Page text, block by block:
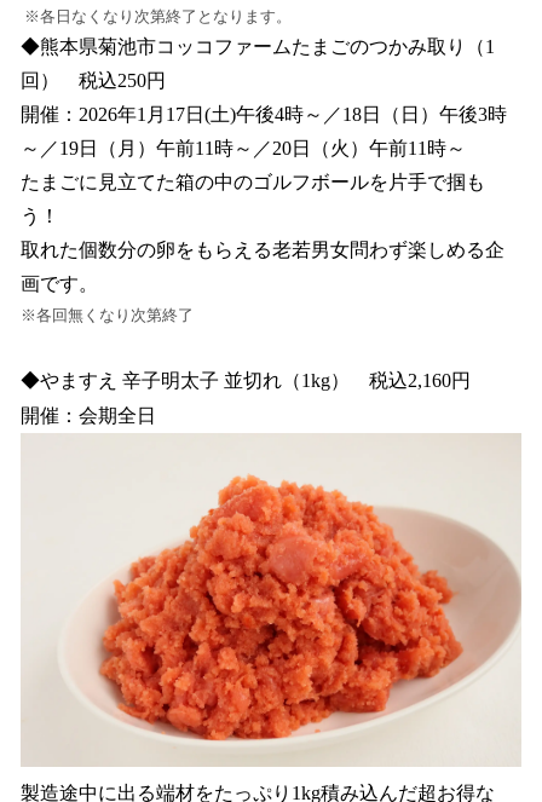
※各日なくなり次第終了となります。
◆熊本県菊池市コッコファームたまごのつかみ取り（1
回） 税込250円
開催：2026年1月17日(土)午後4時～／18日（日）午後3時
～／19日（月）午前11時～／20日（火）午前11時～
たまごに見立てた箱の中のゴルフボールを片手で掴も
う！
取れた個数分の卵をもらえる老若男女問わず楽しめる企
画です。
※各回無くなり次第終了
◆やますえ 辛子明太子 並切れ（1kg） 税込2,160円
開催：会期全日
製造途中に出る端材をたっぷり1kg積み込んだ超お得な